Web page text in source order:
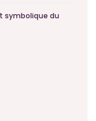
symbolique du